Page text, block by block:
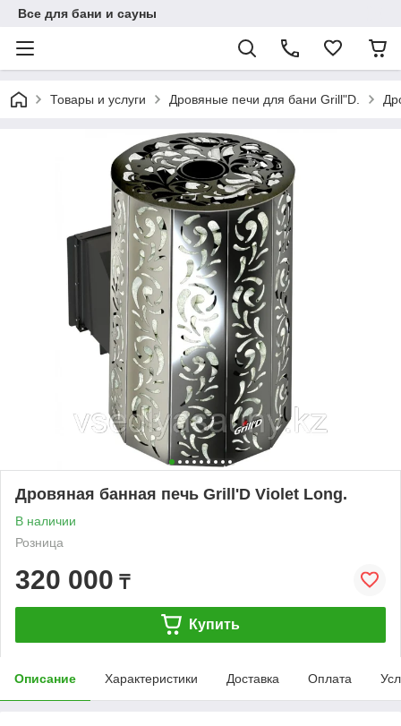
Все для бани и сауны
Товары и услуги Дровяные печи для бани Grill"D.
Дровяная банная печь Grill'D Violet Long.
В наличии
Розница
320 000 ₸
Купить
Описание Характеристики Доставка Оплата